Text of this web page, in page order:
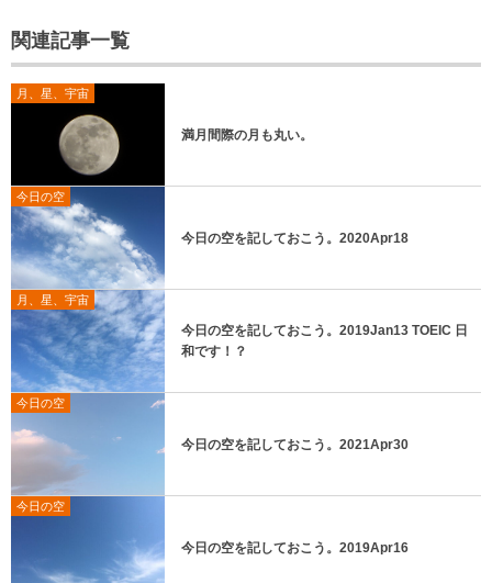
関連記事一覧
月、星、宇宙
満月間際の月も丸い。
今日の空
今日の空を記しておこう。2020Apr18
月、星、宇宙
今日の空を記しておこう。2019Jan13 TOEIC 日
和です！？
今日の空
今日の空を記しておこう。2021Apr30
今日の空
今日の空を記しておこう。2019Apr16